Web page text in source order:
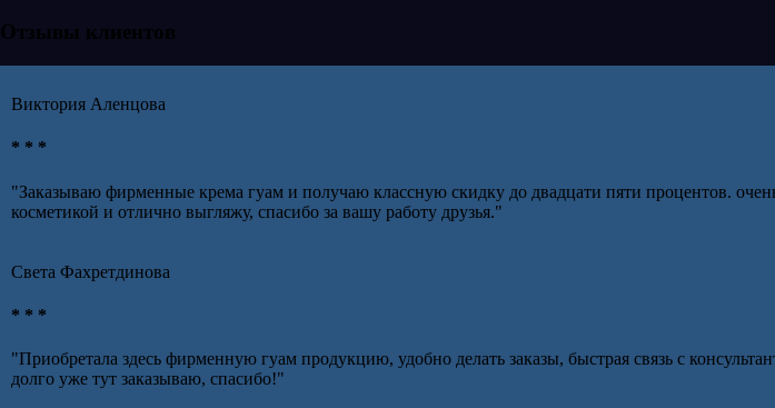
Отзывы клиентов
Виктория Аленцова
* * *
"Заказываю фирменные крема гуам и получаю классную скидку до двадцати пяти процентов.
косметикой и отлично выгляжу, спасибо за вашу работу друзья."
Света Фахретдинова
* * *
"Приобретала здесь фирменную гуам продукцию, удобно делать заказы, быстрая связь с
долго уже тут заказываю, спасибо!"